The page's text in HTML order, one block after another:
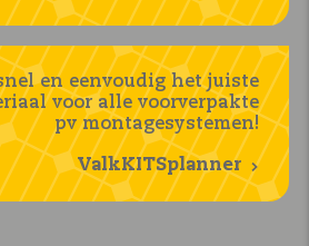
en eenvoudig het juiste
voor alle voorverpakte
pv montagesystemen!
ValkKITSplanner